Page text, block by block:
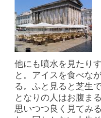
他にも噴水を見たり
と。アイスを食べな
る。ふと見ると芝生
となりの人はお腹ま
思いつつ良く見てみ